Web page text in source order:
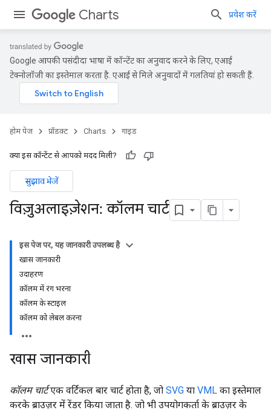
Charts प्रवेश करें
Google आपकी पसंदीदा भाषा में कॉन्टेंट का अनुवाद करने के लिए, एआई
टेक्नोलॉजी का इस्तेमाल करता है. एआई से मिले अनुवादों में गलतियां हो सकती हैं.
होम पेज प्रॉडक्ट Charts गाइड
क्या इस कॉन्टेंट से आपको मदद मिली?
सुझाव भेजें
विज़ुअलाइज़ेशन: कॉलम चार्ट
इस पेज पर, यह जानकारी उपलब्ध है
खास जानकारी
उदाहरण
कॉलम में रंग भरना
कॉलम के स्टाइल
कॉलम को लेबल करना
खास जानकारी
कॉलम चार्टएक वर्टिकल बार चार्ट होता है, जो SVG या VML का इस्तेमाल
करके ब्राउज़र में रेंडर किया जाता है. जो भी उपयोगकर्ता के ब्राउज़र के